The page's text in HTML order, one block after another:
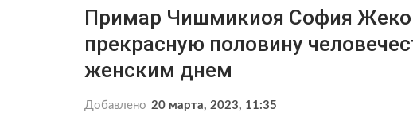
Примар Чишмикиоя София
прекрасную половину
женским днем
Добавлено 20 марта, 2023, 11:35